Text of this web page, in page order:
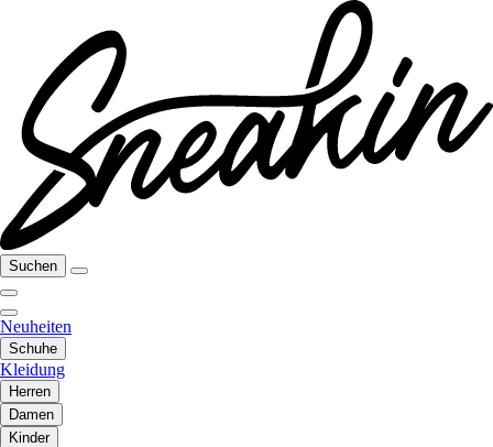
Suchen
Neuheiten
Schuhe
Kleidung
Herren
Damen
Kinder